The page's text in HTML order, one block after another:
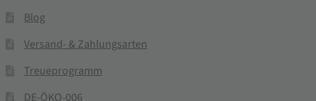
Blog
Versand- & Zahlungsarten
Treueprogramm
DE-ÖKO-006